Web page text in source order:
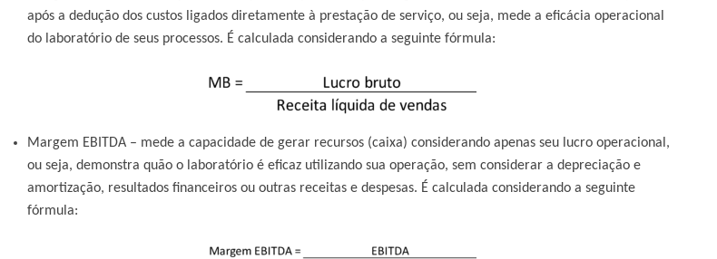
após a dedução dos custos ligados diretamente à prestação de serviço, ou seja, mede a eficácia operacional
do laboratório de seus processos. É calculada considerando a seguinte fórmula:
Margem EBITDA – mede a capacidade de gerar recursos (caixa) considerando apenas seu lucro operacional,
ou seja, demonstra quão o laboratório é eficaz utilizando sua operação, sem considerar a depreciação e
amortização, resultados financeiros ou outras receitas e despesas. É calculada considerando a seguinte
fórmula: